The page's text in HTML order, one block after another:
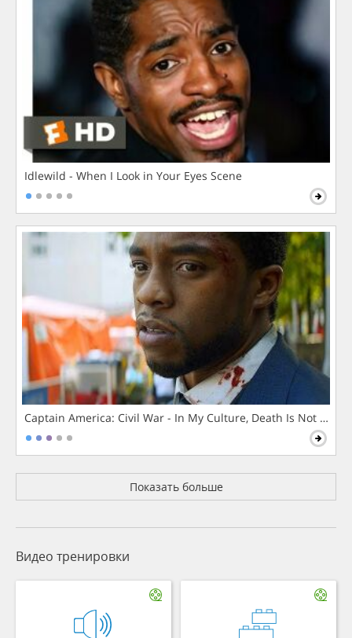
Idlewild - When I Look in Your Eyes Scene
Captain America: Civil War - In My Culture, Death Is Not The
Показать больше
Видео тренировки